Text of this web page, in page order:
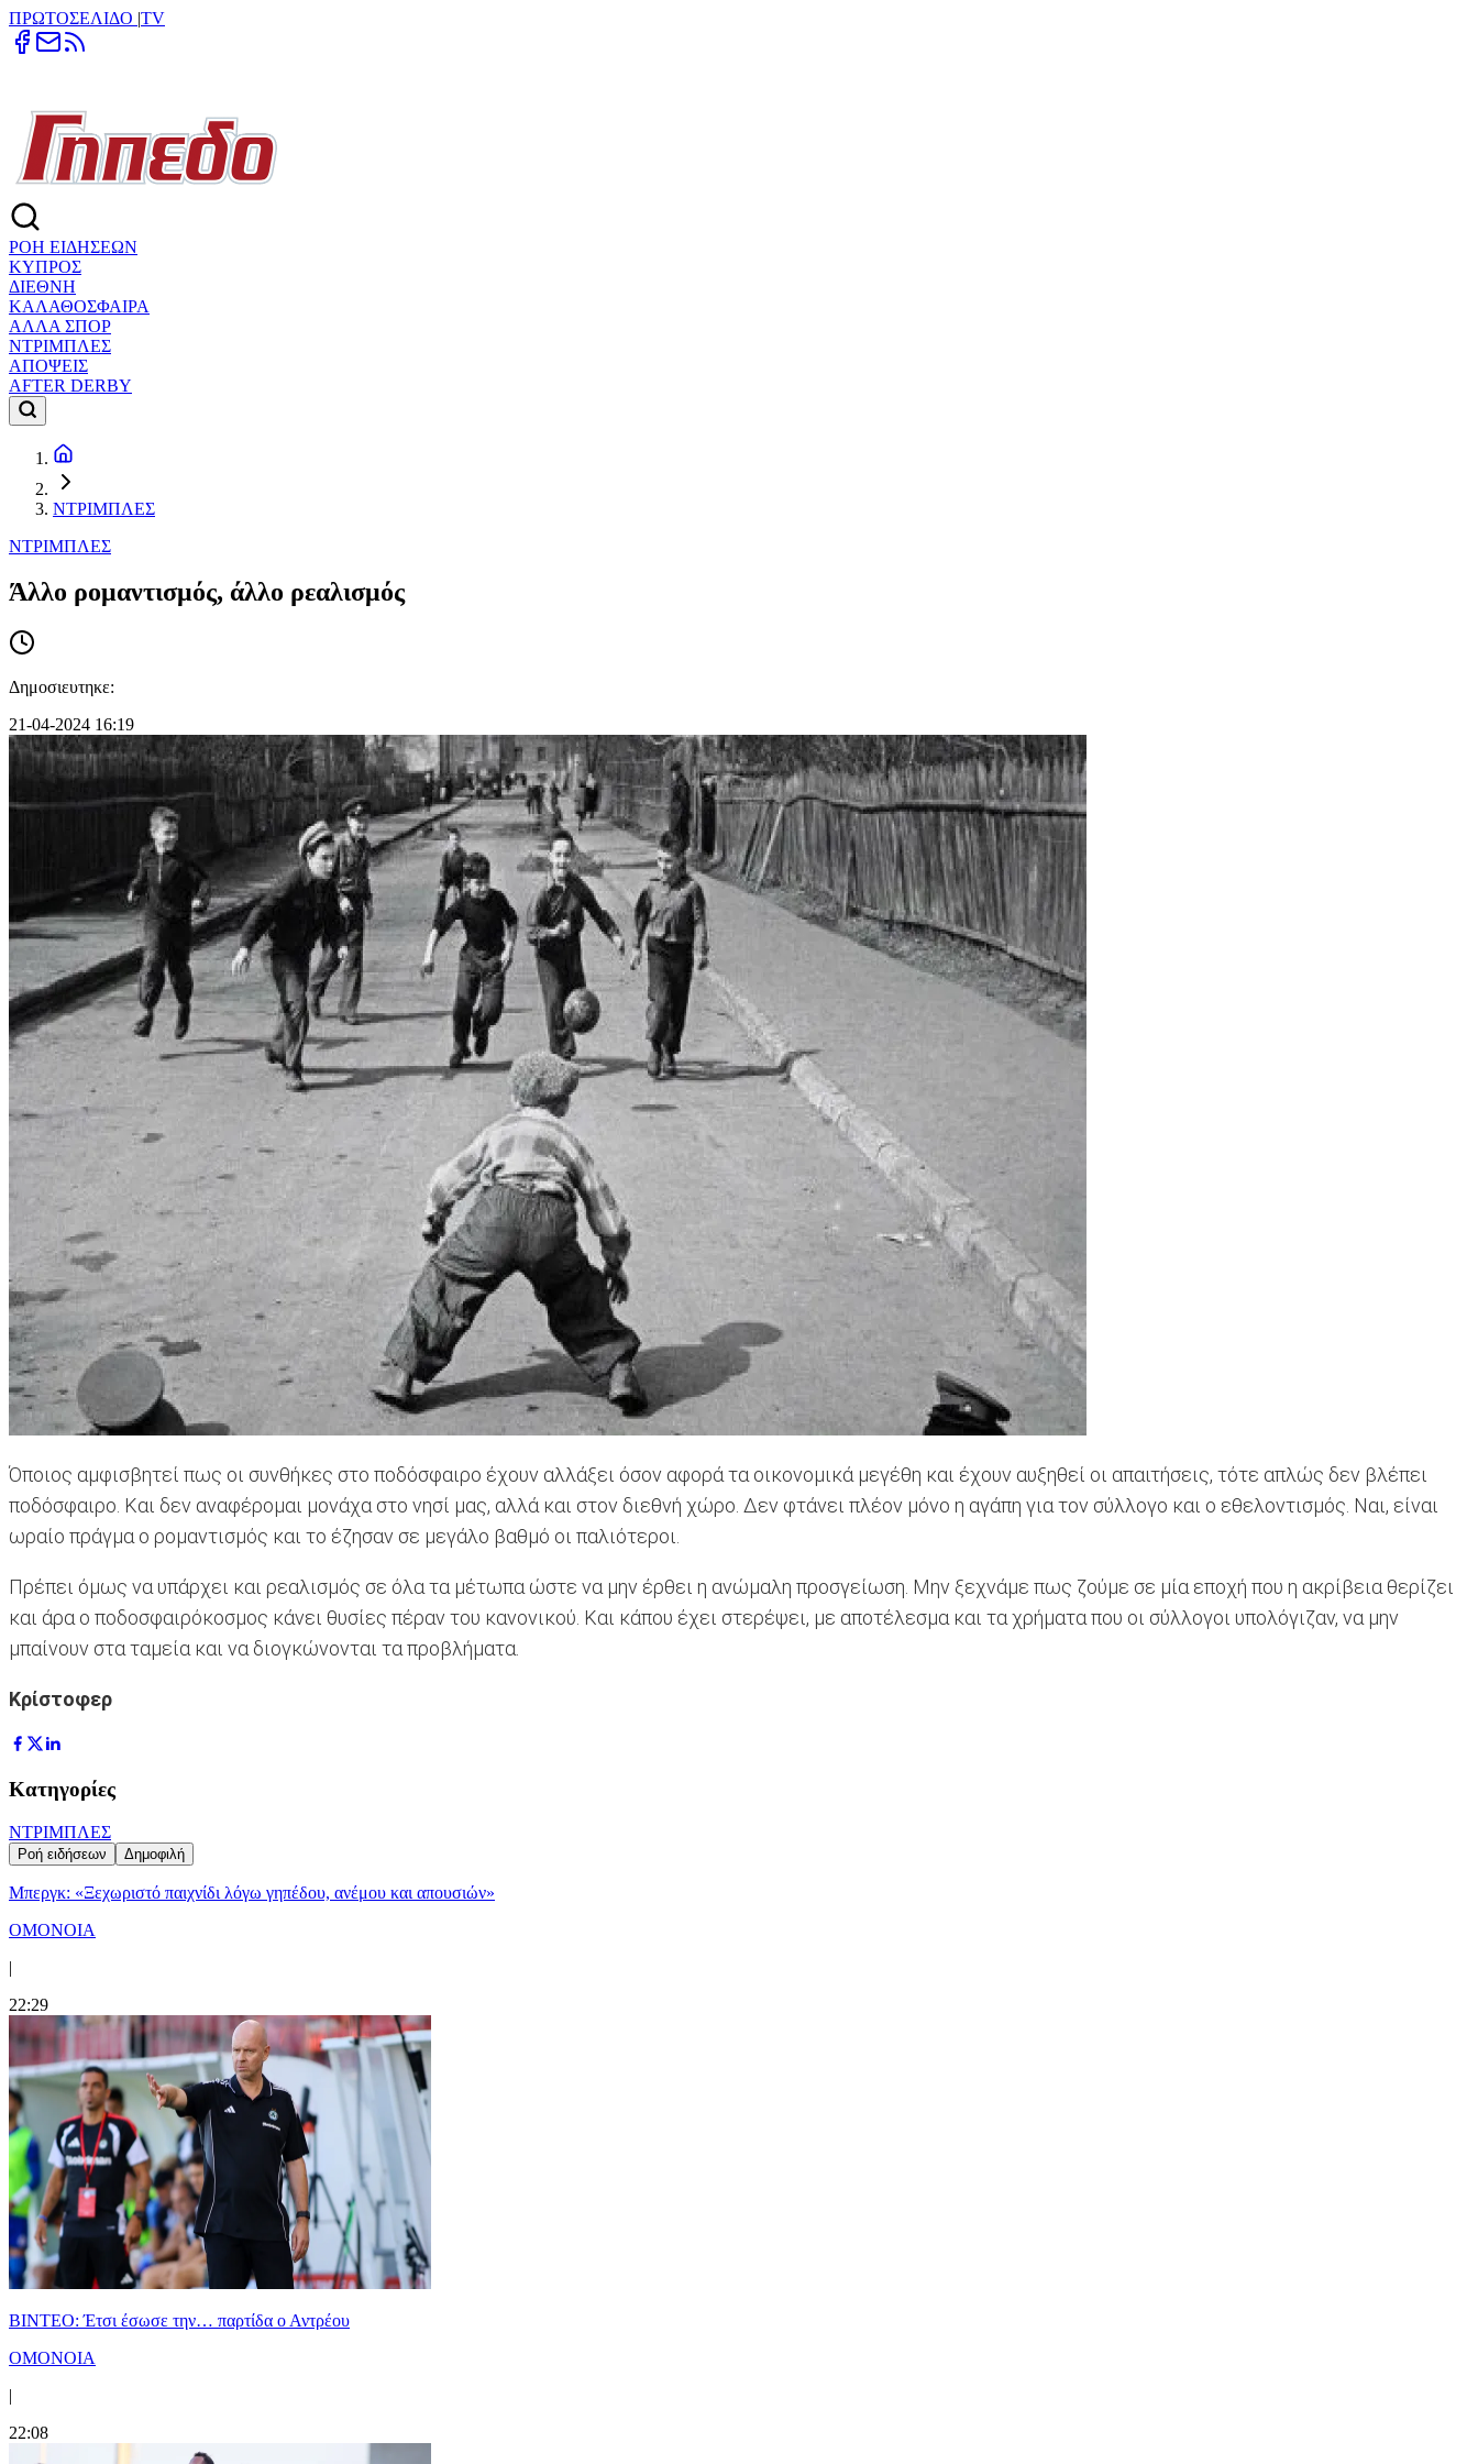
ΠΡΩΤΟΣΕΛΙΔΟ |TV
ΡΟΗ ΕΙΔΗΣΕΩΝ
ΚΥΠΡΟΣ
ΔΙΕΘΝΗ
ΚΑΛΑΘΟΣΦΑΙΡΑ
ΑΛΛΑ ΣΠΟΡ
ΝΤΡΙΜΠΛΕΣ
ΑΠΟΨΕΙΣ
AFTER DERBY
ΝΤΡΙΜΠΛΕΣ
ΝΤΡΙΜΠΛΕΣ
Άλλο ρομαντισμός, άλλο ρεαλισμός
Δημοσιευτηκε:
21-04-2024 16:19
Όποιος αμφισβητεί πως οι συνθήκες στο ποδόσφαιρο έχουν αλλάξει όσον αφορά τα οικονομικά μεγέθη και έχουν αυξηθεί οι απαιτήσεις, τότε απλώς δεν βλέπει
ποδόσφαιρο. Και δεν αναφέρομαι μονάχα στο νησί μας, αλλά και στον διεθνή χώρο. Δεν φτάνει πλέον μόνο η αγάπη για τον σύλλογο και ο εθελοντισμός. Ναι, είναι
ωραίο πράγμα ο ρομαντισμός και το έζησαν σε μεγάλο βαθμό οι παλιότεροι.
Πρέπει όμως να υπάρχει και ρεαλισμός σε όλα τα μέτωπα ώστε να μην έρθει η ανώμαλη προσγείωση. Μην ξεχνάμε πως ζούμε σε μία εποχή που η ακρίβεια θερίζει
και άρα ο ποδοσφαιρόκοσμος κάνει θυσίες πέραν του κανονικού. Και κάπου έχει στερέψει, με αποτέλεσμα και τα χρήματα που οι σύλλογοι υπολόγιζαν, να μην
μπαίνουν στα ταμεία και να διογκώνονται τα προβλήματα.
Κρίστοφερ
Κατηγορίες
ΝΤΡΙΜΠΛΕΣ
Ροή ειδήσεων Δημοφιλή
Μπεργκ: «Ξεχωριστό παιχνίδι λόγω γηπέδου, ανέμου και απουσιών»
ΟΜΟΝΟΙΑ
|
22:29
ΒΙΝΤΕΟ: Έτσι έσωσε την… παρτίδα ο Αντρέου
ΟΜΟΝΟΙΑ
|
22:08